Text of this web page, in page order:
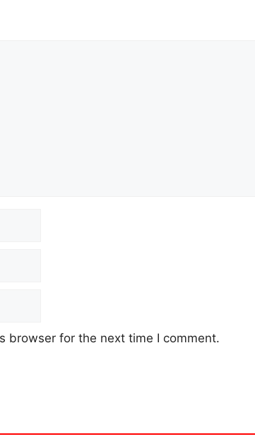
browser for the next time I comment.